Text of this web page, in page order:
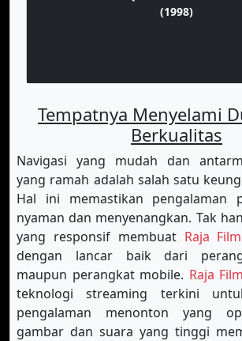
(1998)
Tempatnya Menyelami
Berkualitas
Navigasi yang mudah dan
yang ramah adalah salah satu
Hal ini memastikan pengalaman
nyaman dan menyenangkan. Tak
yang responsif membuat Raja Film
dengan lancar baik dari
maupun perangkat mobile. Raja Film
teknologi streaming terkini
pengalaman menonton yang
gambar dan suara yang tinggi